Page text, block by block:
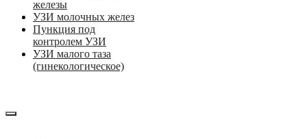
железы
УЗИ молочных желез
Пункция под
контролем УЗИ
УЗИ малого таза
(гинекологическое)